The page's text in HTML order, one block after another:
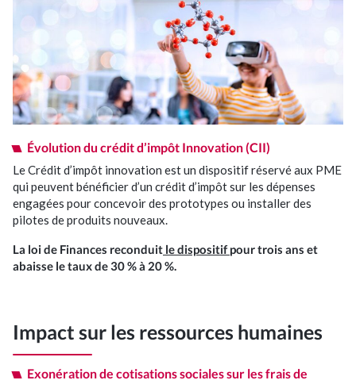
Évolution du crédit d’impôt Innovation (CII)
Le Crédit d’impôt innovation est un dispositif réservé aux PME
qui peuvent bénéficier d’un crédit d’impôt sur les dépenses
engagées pour concevoir des prototypes ou installer des
pilotes de produits nouveaux.
La loi de Finances reconduit le dispositifpour trois ans et
abaisse le taux de 30 % à 20 %.
Impact sur les ressources humaines
Exonération de cotisations sociales sur les frais de